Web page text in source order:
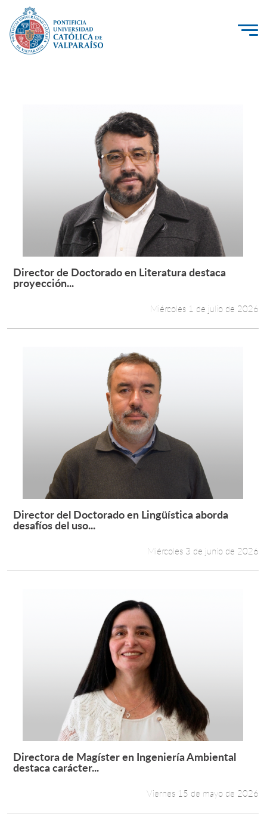
Vinculación con el Medio
Formación Continua
Leer más +
Director de Doctorado en Literatura destaca
proyección...
Miércoles 1 de julio de 2026
Leer más +
Director del Doctorado en Lingüística aborda
desafíos del uso...
Miércoles 3 de junio de 2026
Leer más +
Directora de Magíster en Ingeniería Ambiental
destaca carácter...
Viernes 15 de mayo de 2026